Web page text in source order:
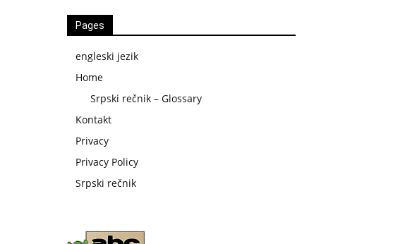
Pages
engleski jezik
Home
Srpski rečnik – Glossary
Kontakt
Privacy
Privacy Policy
Srpski rečnik